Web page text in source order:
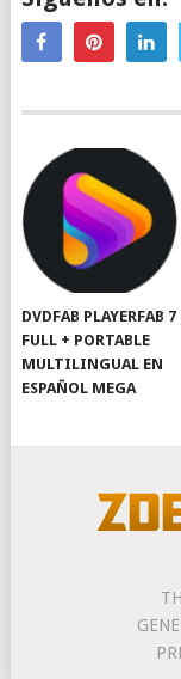
DVDFAB PLAYERFAB 7
FULL + PORTABLE
MULTILINGUAL EN
ESPAÑOL MEGA